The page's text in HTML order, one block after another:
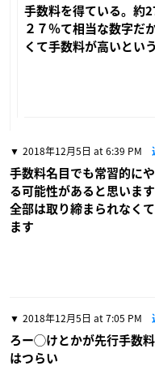
手数料を得ている。約
２７％て相当な数字だ
くて手数料が高いという
2018年12月5日 at 6:39 PM
手数料名目でも常習的に
る可能性があると思いま
全部は取り締まられなく
ます
2018年12月5日 at 7:05 PM
ろー◯けとかが先行手数
はつらい